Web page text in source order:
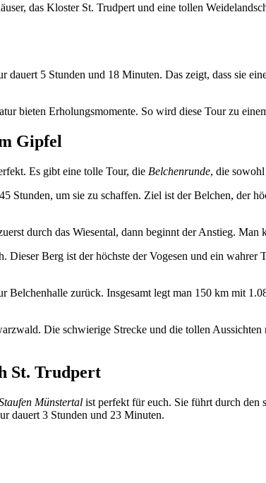
das Kloster St. Trudpert und eine tollen
dauert 5 Stunden und 18 Minuten. Das zeigt, dass sie
bieten Erholungsmomente. So wird diese Tour zu
Gipfel
Es gibt eine tolle Tour, die Belchenrunde, die
Stunden, um sie zu schaffen. Ziel ist der Belchen, der
durch das Wiesental, dann beginnt der Anstieg.
Berg ist der höchste der Vogesen und ein
zurück. Insgesamt legt man 150 km mit
Die schwierige Strecke und die tollen
St. Trudpert
Münstertal ist perfekt für euch. Sie führt durch den
dauert 3 Stunden und 23 Minuten.